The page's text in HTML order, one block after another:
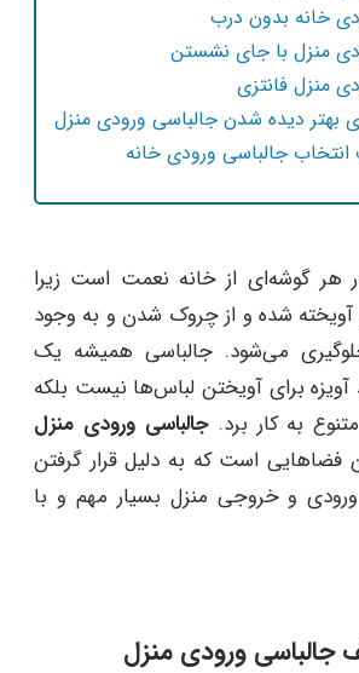
خانه بدون درب
منزل با جای نشستن
منزل فانتزی
بهتر دیده شدن جالباسی ورودی منزل
انتخاب جالباسی ورودی خانه
هر گوشه‌ای از خانه نعمت است زیرا
شده و از چروک شدن و به وجود
می‌شود. جالباسی همیشه یک
برای آویختن لباس‌ها نیست بلکه
به کار برد.جالباسی ورودی منزل
فضاهایی است که به دلیل قرار گرفتن
و خروجی منزل بسیار مهم و با
جالباسی ورودی منزل